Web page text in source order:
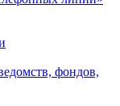
фондов,